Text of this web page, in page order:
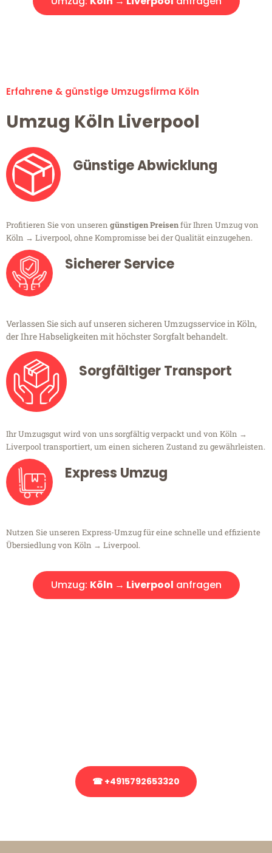
Erfahrene & günstige Umzugsfirma Köln
Umzug Köln Liverpool
Günstige Abwicklung
Profitieren Sie von unseren günstigen Preisenfür Ihren Umzug von
Köln → Liverpool, ohne Kompromisse bei der Qualität einzugehen.
Sicherer Service
Verlassen Sie sich auf unseren sicheren Umzugsservice in Köln,
der Ihre Habseligkeiten mit höchster Sorgfalt behandelt.
Sorgfältiger Transport
Ihr Umzugsgut wird von uns sorgfältig verpackt und von Köln →
Liverpool transportiert, um einen sicheren Zustand zu gewährleisten.
Express Umzug
Nutzen Sie unseren Express-Umzug für eine schnelle und effiziente
Übersiedlung von Köln → Liverpool.
Umzug: Köln → Liverpool anfragen
☎ +4915792653320